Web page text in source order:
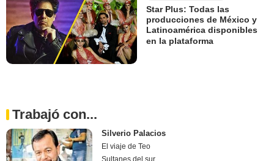
Star Plus: Todas las
producciones de México y
Latinoamérica disponibles
en la plataforma
Trabajó con...
Silverio Palacios
El viaje de Teo
Sultanes del sur